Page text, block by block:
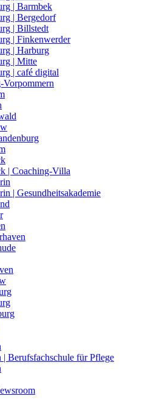
| Barmbek
| Bergedorf
| Billstedt
| Finkenwerder
| Harburg
| Mitte
| café digital
Vorpommern
| Coaching-Villa
| Gesundheitsakademie
| Berufsfachschule für Pflege